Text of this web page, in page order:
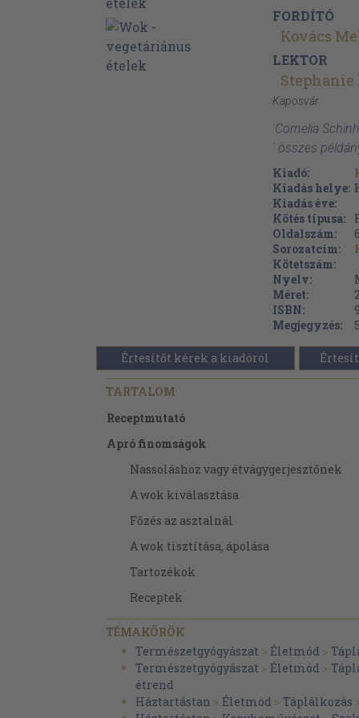
FORDÍTÓ
Kovács
LEKTOR
Stephanie
Kaposvár
'Cornelia
' összes
Kiadó:
Kiadás helye:
Kiadás éve:
Kötés típusa:
Oldalszám:
Sorozatcím:
Kötetszám:
Nyelv:
Méret:
ISBN:
Megjegyzés:
Értesítőt kérek a kiadóról
TARTALOM
Receptmutató
Apró finomságok
Nassoláshoz vagy étvágygerjesztőnek
A wok kiválasztása
Főzés az asztalnál
A wok tisztítása, ápolása
Tartozékok
Receptek
A zöldség mint főfogás
Ilyen sokoldalúak a zöldségek
Az első lépés az aprítás
Így főzzünk!
TÉMAKÖRÖK
Természetgyógyászat > Életmód >
Természetgyógyászat > Életmód >
étrend
Háztartástan > Életmód > Táplálkozás